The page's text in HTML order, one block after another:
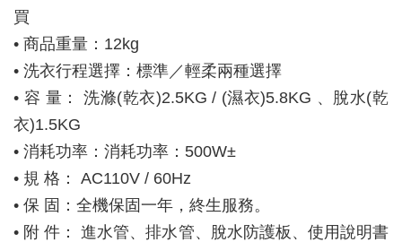
買
• 商品重量：12kg
• 洗衣行程選擇：標準／輕柔兩種選擇
• 容 量： 洗滌(乾衣)2.5KG / (濕衣)5.8KG 、脫水(乾
衣)1.5KG
• 消耗功率：消耗功率：500W±
• 規 格： AC110V / 60Hz
• 保 固：全機保固一年，終生服務。
• 附 件： 進水管、排水管、脫水防護板、使用說明書